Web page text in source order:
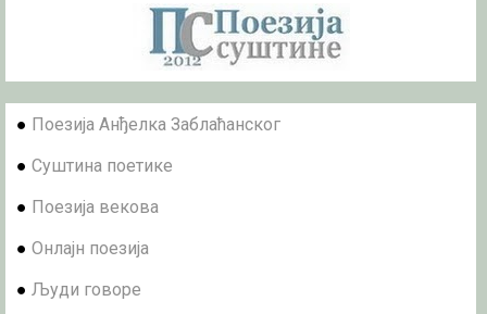
● Поезија Анђелка Заблаћанског
● Суштина поетике
● Поезија векова
● Онлајн поезија
● Људи говоре